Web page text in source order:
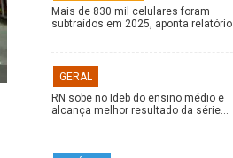
Mais de 830 mil celulares foram
subtraídos em 2025, aponta relatório
GERAL
RN sobe no Ideb do ensino médio e
alcança melhor resultado da série…